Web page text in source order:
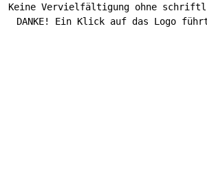
Keine Vervielfältigung ohne
DANKE! Ein Klick auf das Logo führt